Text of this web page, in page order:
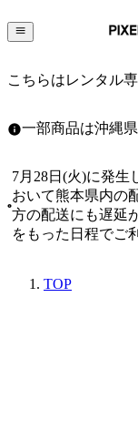
こちらはレンタル
一部商品は沖縄
7月28日(火)に発生
おいて熊本県内の
方の配送にも遅延
をもった日程でご
TOP